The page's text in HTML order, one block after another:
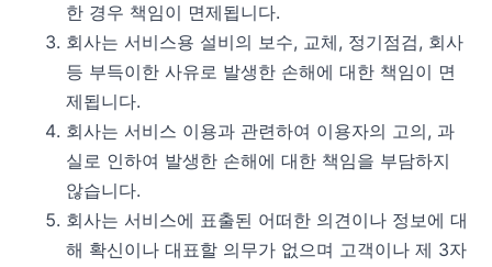
한 경우 책임이 면제됩니다.
회사는 서비스용 설비의 보수, 교체, 정기점검, 회사
등 부득이한 사유로 발생한 손해에 대한 책임이 면
제됩니다.
회사는 서비스 이용과 관련하여 이용자의 고의, 과
실로 인하여 발생한 손해에 대한 책임을 부담하지
않습니다.
회사는 서비스에 표출된 어떠한 의견이나 정보에 대
해 확신이나 대표할 의무가 없으며 고객이나 제 3자